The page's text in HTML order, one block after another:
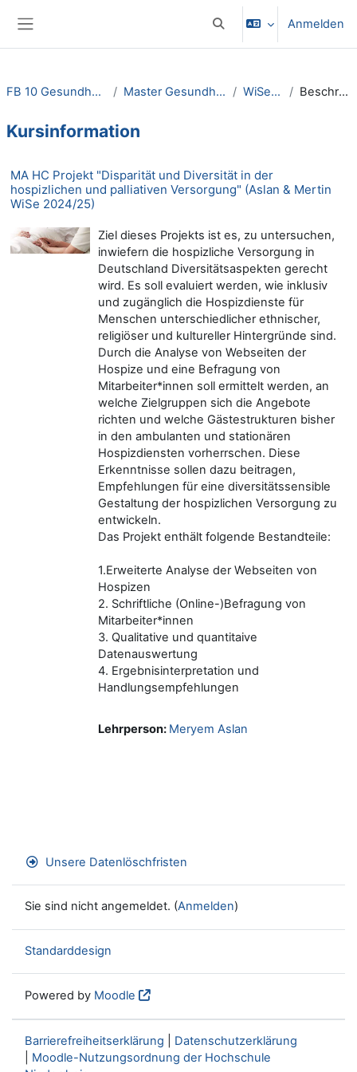
Sucheingabe umschalten
Anmelden
FB 10 Gesundheitswesen Master Gesundheitswesen WiSe24/25 Beschreibung
Kursinformation
MA HC Projekt "Disparität und Diversität in der
hospizlichen und palliativen Versorgung" (Aslan & Mertin
WiSe 2024/25)
Ziel dieses Projekts ist es, zu untersuchen,
inwiefern die hospizliche Versorgung in
Deutschland Diversitätsaspekten gerecht
wird. Es soll evaluiert werden, wie inklusiv
und zugänglich die Hospizdienste für
Menschen unterschiedlicher ethnischer,
religiöser und kultureller Hintergründe sind.
Durch die Analyse von Webseiten der
Hospize und eine Befragung von
Mitarbeiter*innen soll ermittelt werden, an
welche Zielgruppen sich die Angebote
richten und welche Gästestrukturen bisher
in den ambulanten und stationären
Hospizdiensten vorherrschen. Diese
Erkenntnisse sollen dazu beitragen,
Empfehlungen für eine diversitätssensible
Gestaltung der hospizlichen Versorgung zu
entwickeln.
Das Projekt enthält folgende Bestandteile:
1.Erweiterte Analyse der Webseiten von
Hospizen
2. Schriftliche (Online-)Befragung von
Mitarbeiter*innen
3. Qualitative und quantitaive
Datenauswertung
4. Ergebnisinterpretation und
Handlungsempfehlungen
Lehrperson: Meryem Aslan
Unsere Datenlöschfristen
Sie sind nicht angemeldet. (Anmelden)
Standarddesign
Powered by Moodle
Barrierefreiheitserklärung
Datenschutzerklärung
Moodle-Nutzungsordnung der Hochschule